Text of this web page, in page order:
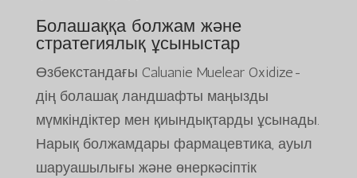
Болашаққа болжам және
стратегиялық ұсыныстар
Өзбекстандағы Caluanie Muelear Oxidize-
дің болашақ ландшафты маңызды
мүмкіндіктер мен қиындықтарды ұсынады.
Нарық болжамдары фармацевтика, ауыл
шаруашылығы және өнеркәсіптік